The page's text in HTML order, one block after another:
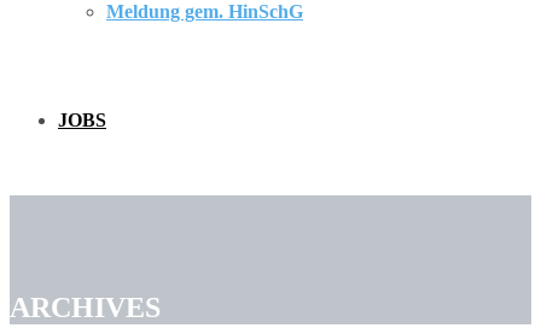
Meldung gem. HinSchG
JOBS
ARCHIVES